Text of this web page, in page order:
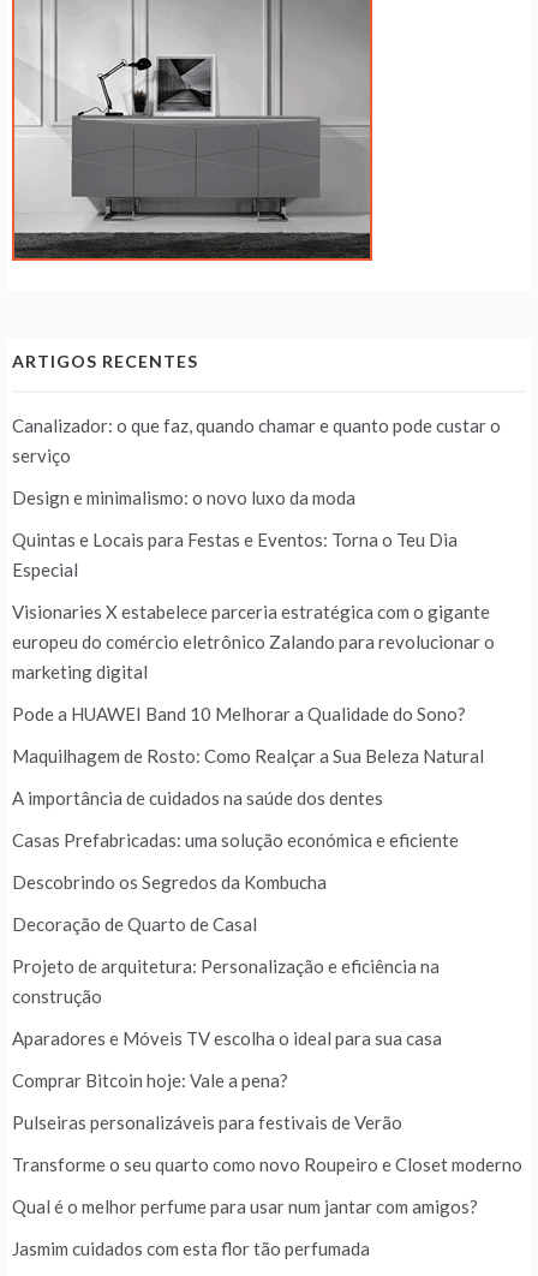
ARTIGOS RECENTES
Canalizador: o que faz, quando chamar e quanto pode custar o
serviço
Design e minimalismo: o novo luxo da moda
Quintas e Locais para Festas e Eventos: Torna o Teu Dia
Especial
Visionaries X estabelece parceria estratégica com o gigante
europeu do comércio eletrônico Zalando para revolucionar o
marketing digital
Pode a HUAWEI Band 10 Melhorar a Qualidade do Sono?
Maquilhagem de Rosto: Como Realçar a Sua Beleza Natural
A importância de cuidados na saúde dos dentes
Casas Prefabricadas: uma solução económica e eficiente
Descobrindo os Segredos da Kombucha
Decoração de Quarto de Casal
Projeto de arquitetura: Personalização e eficiência na
construção
Aparadores e Móveis TV escolha o ideal para sua casa
Comprar Bitcoin hoje: Vale a pena?
Pulseiras personalizáveis para festivais de Verão
Transforme o seu quarto como novo Roupeiro e Closet moderno
Qual é o melhor perfume para usar num jantar com amigos?
Jasmim cuidados com esta flor tão perfumada